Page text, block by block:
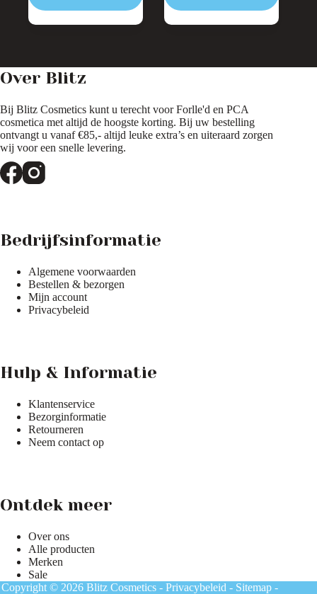
Over Blitz
Bij Blitz Cosmetics kunt u terecht voor Forlle'd en PCA
cosmetica met altijd de hoogste korting. Bij uw bestelling
ontvangt u vanaf €85,- altijd leuke extra’s en uiteraard zorgen
wij voor een snelle levering.
Bedrijfsinformatie
Algemene voorwaarden
Bestellen & bezorgen
Mijn account
Privacybeleid
Hulp & Informatie
Klantenservice
Bezorginformatie
Retourneren
Neem contact op
Ontdek meer
Over ons
Alle producten
Merken
Sale
Copyright © 2026 Blitz Cosmetics - Privacybeleid - Sitemap-